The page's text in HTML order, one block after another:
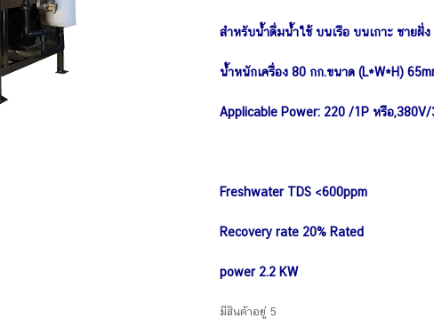
สำหรับน้ำดื่มน้ำใช้ บนเรือ บนเกาะ ชายฝั่ง
น้ำหนักเครื่อง 80 กก.ขนาด(L*W*H)
Applicable Power: 220 /1P หรือ
Freshwater TDS <600ppm
Recovery rate 20% Rated
power 2.2 KW
มีสินค้าอยู่ 5